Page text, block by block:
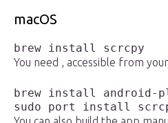
macOS
brew install scrcpy
You need , accessible from
brew install android-
sudo port install